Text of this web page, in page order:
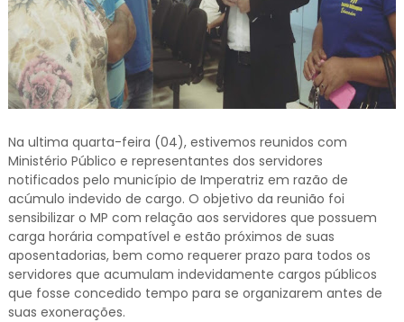
Na ultima quarta-feira (04), estivemos reunidos com
Ministério Público e representantes dos servidores
notificados pelo município de Imperatriz em razão de
acúmulo indevido de cargo. O objetivo da reunião foi
sensibilizar o MP com relação aos servidores que possuem
carga horária compatível e estão próximos de suas
aposentadorias, bem como requerer prazo para todos os
servidores que acumulam indevidamente cargos públicos
que fosse concedido tempo para se organizarem antes de
suas exonerações.